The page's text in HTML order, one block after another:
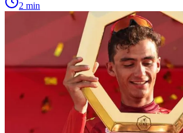
2 min